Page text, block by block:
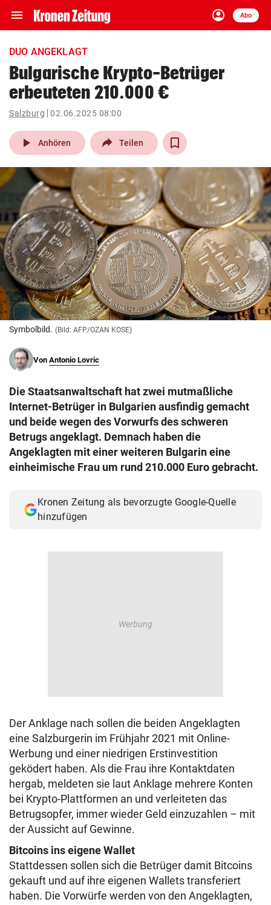
menu Navigation
ein-/ausklappen
account_circle
Anmelden
Abo
close Schließen
account_circle Anmelden
pin_drop
Wien arrow_right
bookmark
search
Suchbegriff
eingeben
© Krone Multimedia GmbH & Co KG 2026
Muthgasse 2, 1190 Wien
DUO ANGEKLAGT
Bulgarische Krypto-Betrüger
erbeuteten 210.000 €
Salzburg 02.06.2025 08:00
play_arrow Anhören Teilen
Symbolbild. (Bild: AFP/OZAN KOSE)
Von Antonio Lovric
Die Staatsanwaltschaft hat zwei mutmaßliche
Internet-Betrüger in Bulgarien ausfindig gemacht
und beide wegen des Vorwurfs des schweren
Betrugs angeklagt. Demnach haben die
Angeklagten mit einer weiteren Bulgarin eine
einheimische Frau um rund 210.000 Euro gebracht.
Kronen Zeitung als bevorzugte Google-Quelle
hinzufügen
Der Anklage nach sollen die beiden Angeklagten
eine Salzburgerin im Frühjahr 2021 mit Online-
Werbung und einer niedrigen Erstinvestition
geködert haben. Als die Frau ihre Kontaktdaten
hergab, meldeten sie laut Anklage mehrere Konten
bei Krypto-Plattformen an und verleiteten das
Betrugsopfer, immer wieder Geld einzuzahlen – mit
der Aussicht auf Gewinne.
Bitcoins ins eigene Wallet
Stattdessen sollen sich die Betrüger damit Bitcoins
gekauft und auf ihre eigenen Wallets transferiert
haben. Die Vorwürfe werden von den Angeklagten,